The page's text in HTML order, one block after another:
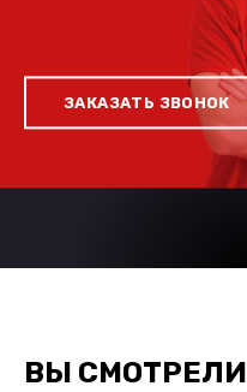
ЗАКАЗАТЬ ЗВОНОК
ВЫ СМОТРЕЛИ